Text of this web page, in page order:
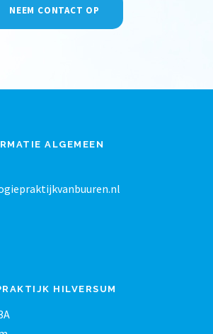
NEEM CONTACT OP
ALGEMEEN
HILVERSUM